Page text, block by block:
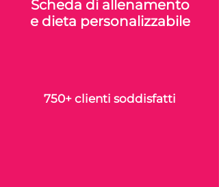
Scheda di allenamento
e dieta personalizzabile
750+ clienti soddisfatti